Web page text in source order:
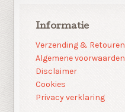
Informatie
Verzending & Retouren
Algemene voorwaarden
Disclaimer
Cookies
Privacy verklaring